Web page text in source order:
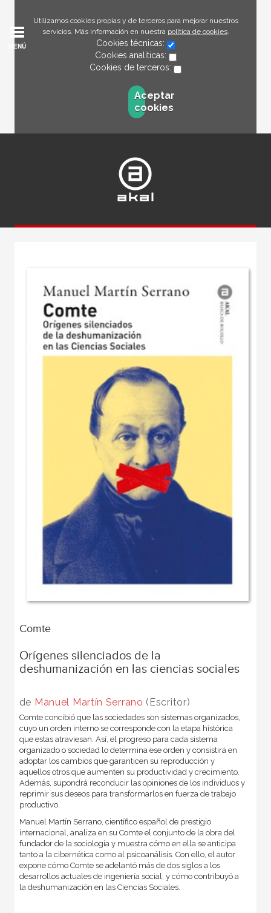
Utilizamos cookies propias y de terceros para mejorar nuestros
servicios. Más información en nuestra política de cookies.
Cookies técnicas:
Cookies analíticas:
Cookies de terceros:
Aceptar
cookies
MENÚ
Comte
Orígenes silenciados de la
deshumanización en las ciencias sociales
de Manuel Martín Serrano (Escritor)
Comte concibió que las sociedades son sistemas organizados,
cuyo un orden interno se corresponde con la etapa histórica
que estas atraviesan. Así, el progreso para cada sistema
organizado o sociedad lo determina ese orden y consistirá en
adoptar los cambios que garanticen su reproducción y
aquellos otros que aumenten su productividad y crecimiento.
Además, supondrá reconducir las opiniones de los individuos y
reprimir sus deseos para transformarlos en fuerza de trabajo
productivo.
Manuel Martín Serrano, científico español de prestigio
internacional, analiza en su Comte el conjunto de la obra del
fundador de la sociología y muestra cómo en ella se anticipa
tanto a la cibernética como al psicoanálisis. Con ello, el autor
expone cómo Comte se adelantó más de dos siglos a los
desarrollos actuales de ingeniería social, y cómo contribuyó a
la deshumanización en las Ciencias Sociales.